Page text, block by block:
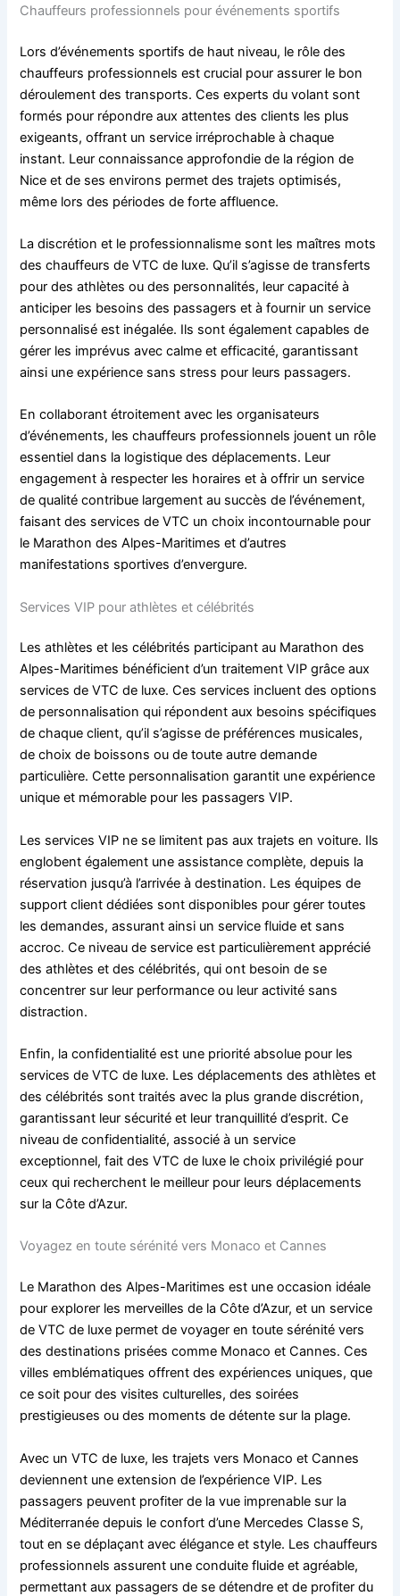
Chauffeurs professionnels pour événements sportifs
Lors d’événements sportifs de haut niveau, le rôle des
chauffeurs professionnels est crucial pour assurer le bon
déroulement des transports. Ces experts du volant sont
formés pour répondre aux attentes des clients les plus
exigeants, offrant un service irréprochable à chaque
instant. Leur connaissance approfondie de la région de
Nice et de ses environs permet des trajets optimisés,
même lors des périodes de forte affluence.
La discrétion et le professionnalisme sont les maîtres mots
des chauffeurs de VTC de luxe. Qu’il s’agisse de transferts
pour des athlètes ou des personnalités, leur capacité à
anticiper les besoins des passagers et à fournir un service
personnalisé est inégalée. Ils sont également capables de
gérer les imprévus avec calme et efficacité, garantissant
ainsi une expérience sans stress pour leurs passagers.
En collaborant étroitement avec les organisateurs
d’événements, les chauffeurs professionnels jouent un rôle
essentiel dans la logistique des déplacements. Leur
engagement à respecter les horaires et à offrir un service
de qualité contribue largement au succès de l’événement,
faisant des services de VTC un choix incontournable pour
le Marathon des Alpes-Maritimes et d’autres
manifestations sportives d’envergure.
Services VIP pour athlètes et célébrités
Les athlètes et les célébrités participant au Marathon des
Alpes-Maritimes bénéficient d’un traitement VIP grâce aux
services de VTC de luxe. Ces services incluent des options
de personnalisation qui répondent aux besoins spécifiques
de chaque client, qu’il s’agisse de préférences musicales,
de choix de boissons ou de toute autre demande
particulière. Cette personnalisation garantit une expérience
unique et mémorable pour les passagers VIP.
Les services VIP ne se limitent pas aux trajets en voiture. Ils
englobent également une assistance complète, depuis la
réservation jusqu’à l’arrivée à destination. Les équipes de
support client dédiées sont disponibles pour gérer toutes
les demandes, assurant ainsi un service fluide et sans
accroc. Ce niveau de service est particulièrement apprécié
des athlètes et des célébrités, qui ont besoin de se
concentrer sur leur performance ou leur activité sans
distraction.
Enfin, la confidentialité est une priorité absolue pour les
services de VTC de luxe. Les déplacements des athlètes et
des célébrités sont traités avec la plus grande discrétion,
garantissant leur sécurité et leur tranquillité d’esprit. Ce
niveau de confidentialité, associé à un service
exceptionnel, fait des VTC de luxe le choix privilégié pour
ceux qui recherchent le meilleur pour leurs déplacements
sur la Côte d’Azur.
Voyagez en toute sérénité vers Monaco et Cannes
Le Marathon des Alpes-Maritimes est une occasion idéale
pour explorer les merveilles de la Côte d’Azur, et un service
de VTC de luxe permet de voyager en toute sérénité vers
des destinations prisées comme Monaco et Cannes. Ces
villes emblématiques offrent des expériences uniques, que
ce soit pour des visites culturelles, des soirées
prestigieuses ou des moments de détente sur la plage.
Avec un VTC de luxe, les trajets vers Monaco et Cannes
deviennent une extension de l’expérience VIP. Les
passagers peuvent profiter de la vue imprenable sur la
Méditerranée depuis le confort d’une Mercedes Classe S,
tout en se déplaçant avec élégance et style. Les chauffeurs
professionnels assurent une conduite fluide et agréable,
permettant aux passagers de se détendre et de profiter du